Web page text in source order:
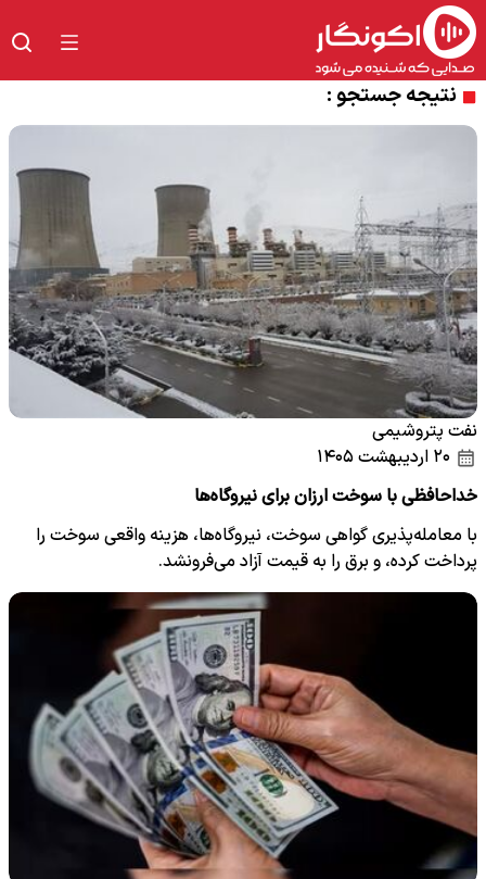
نتیجه جستجو :
نفت پتروشیمی
خداحافظی با سوخت ارزان برای نیروگاه‌ها
با معامله‌پذیری گواهی سوخت، نیروگاه‌ها، هزینه واقعی سوخت را
پرداخت کرده، و برق را به قیمت آزاد می‌فرونشد.